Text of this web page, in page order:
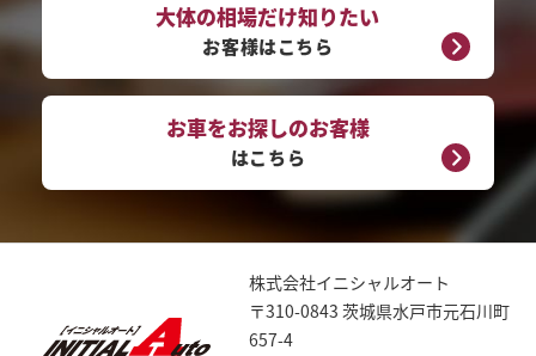
大体の相場だけ知りたい
お客様はこちら
お車をお探しのお客様
はこちら
株式会社イニシャルオート
〒310-0843 茨城県水戸市元石川町
657-4